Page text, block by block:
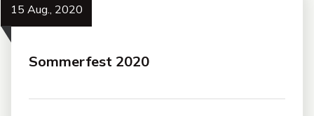
15 Aug., 2020
Sommerfest 2020